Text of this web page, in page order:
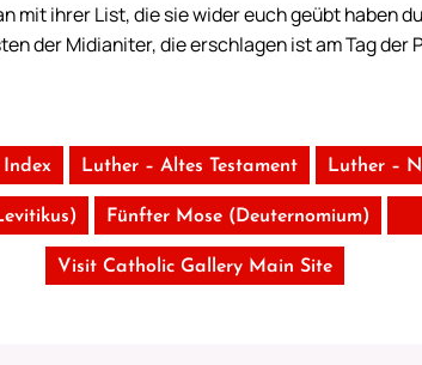
mit ihrer List, die sie wider euch geübt haben
der Midianiter, die erschlagen ist am Tag der
Index Luther – Altes Testament Luther –
Fünfter Mose (Deuternomium)
Visit Catholic Gallery Main Site